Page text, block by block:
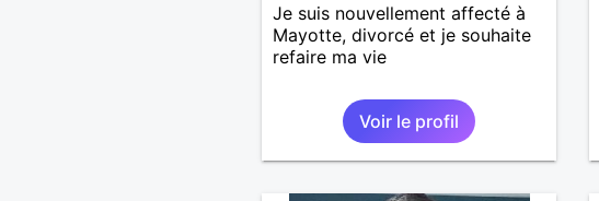
Je suis nouvellement affecté à
Mayotte, divorcé et je souhaite
refaire ma vie
Voir le profil